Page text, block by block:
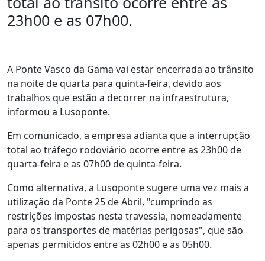
23h00 e as 07h00.
A Ponte Vasco da Gama vai estar encerrada ao trânsito
na noite de quarta para quinta-feira, devido aos
trabalhos que estão a decorrer na infraestrutura,
informou a Lusoponte.
Em comunicado, a empresa adianta que a interrupção
total ao tráfego rodoviário ocorre entre as 23h00 de
quarta-feira e as 07h00 de quinta-feira.
Como alternativa, a Lusoponte sugere uma vez mais a
utilização da Ponte 25 de Abril, "cumprindo as
restrições impostas nesta travessia, nomeadamente
para os transportes de matérias perigosas", que são
apenas permitidos entre as 02h00 e as 05h00.